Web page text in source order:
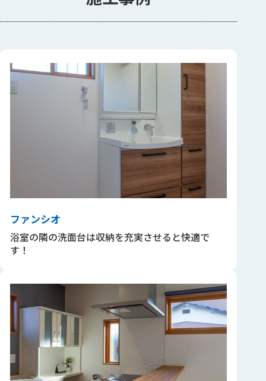
ファンシオ
浴室の隣の洗面台は収納を充実させると快適で
す！